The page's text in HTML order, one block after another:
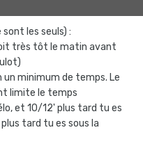
les seuls) :
très tôt le matin avant
minimum de temps. Le
limite le temps
et 10/12' plus tard tu es
tard tu es sous la